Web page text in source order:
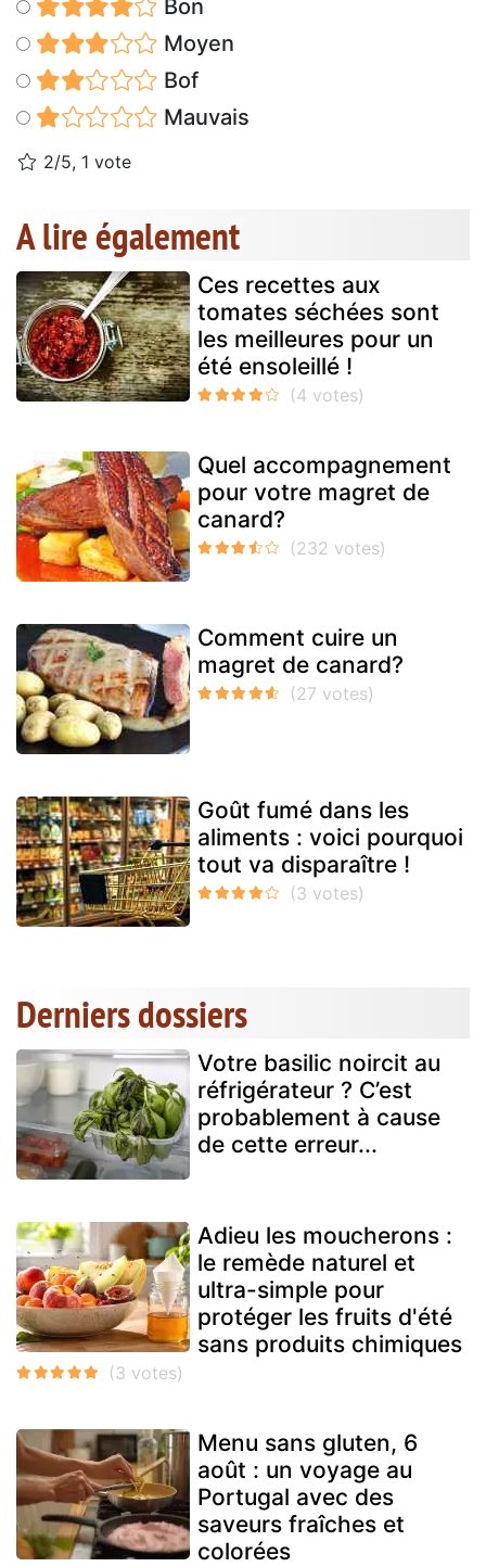
Bon
Moyen
Bof
Mauvais
2/5, 1 vote
A lire également
Ces recettes aux
tomates séchées sont
les meilleures pour un
été ensoleillé !
Quel accompagnement
pour votre magret de
canard?
Comment cuire un
magret de canard?
Goût fumé dans les
aliments : voici pourquoi
tout va disparaître !
Derniers dossiers
Votre basilic noircit au
réfrigérateur ? C’est
probablement à cause
de cette erreur...
Adieu les moucherons :
le remède naturel et
ultra-simple pour
protéger les fruits d'été
sans produits chimiques
Menu sans gluten, 6
août : un voyage au
Portugal avec des
saveurs fraîches et
colorées